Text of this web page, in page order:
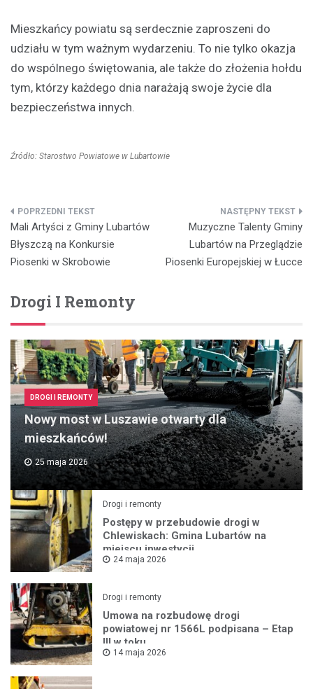
Mieszkańcy powiatu są serdecznie zaproszeni do
udziału w tym ważnym wydarzeniu. To nie tylko okazja
do wspólnego świętowania, ale także do złożenia hołdu
tym, którzy każdego dnia narażają swoje życie dla
bezpieczeństwa innych.
Źródło: Starostwo Powiatowe w Lubartowie
Nawigacja
wpisu
Mali Artyści z Gminy Lubartów
Błyszczą na Konkursie
Piosenki w Skrobowie
Muzyczne Talenty Gminy
Lubartów na Przeglądzie
Piosenki Europejskiej w Łucce
Drogi I Remonty
DROGI I REMONTY
Nowy most w Luszawie otwarty dla
mieszkańców!
25 maja 2026
Drogi i remonty
Postępy w przebudowie drogi w
Chlewiskach: Gmina Lubartów na
miejscu inwestycji
24 maja 2026
Drogi i remonty
Umowa na rozbudowę drogi
powiatowej nr 1566L podpisana – Etap
III w toku
14 maja 2026